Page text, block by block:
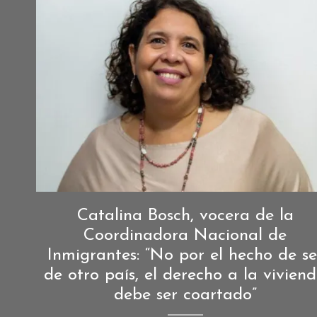
Entrevistas,
Entrevistas
de
Sociedad
Sociedad
Catalina Bosch, vocera de la
Coordinadora Nacional de
Inmigrantes: “No por el hecho de
de otro país, el derecho a la
debe ser coartado”